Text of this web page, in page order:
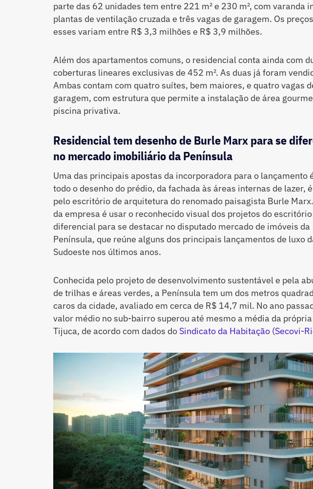
parte das 62 unidades tem entre 221 m² e 230 m², com varanda
plantas de ventilação cruzada e três vagas de garagem. Os
esses variam entre R$ 3,3 milhões e R$ 3,9 milhões.
Além dos apartamentos comuns, o residencial conta ainda com
coberturas lineares exclusivas de 452 m². As duas já foram
Ambas contam com quatro suítes, bem maiores, e quatro vagas
garagem, com estrutura que permite a instalação de área
piscina privativa.
Residencial tem desenho de Burle Marx para se
no mercado imobiliário da Península
Uma das principais apostas da incorporadora para o lançamento
todo o desenho do prédio, da fachada às áreas internas de lazer,
pelo escritório de arquitetura do renomado paisagista Burle
da empresa é usar o reconhecido visual dos projetos do
diferencial para se destacar no disputado mercado de imóveis da
Península, que reúne alguns dos principais lançamentos de luxo
Sudoeste nos últimos anos.
Conhecida pelo projeto de desenvolvimento sustentável e pela
de trilhas e áreas verdes, a Península tem um dos metros
caros da cidade, avaliado em cerca de R$ 14,7 mil. No ano
valor médio no sub-bairro superou até mesmo a média da
Tijuca, de acordo com dados do Sindicato da Habitação (Secovi-